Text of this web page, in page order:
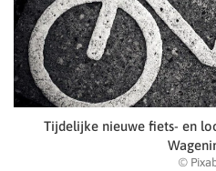
Tijdelijke nieuwe fiets- en
©